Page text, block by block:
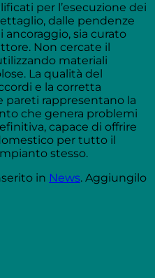
per l’esecuzione dei
dalle pendenze
sia curato
Non cercate il
materiali
La qualità del
e la corretta
pareti rappresentano la
che genera problemi
capace di offrire
per tutto il
stesso.
in News. Aggiungilo